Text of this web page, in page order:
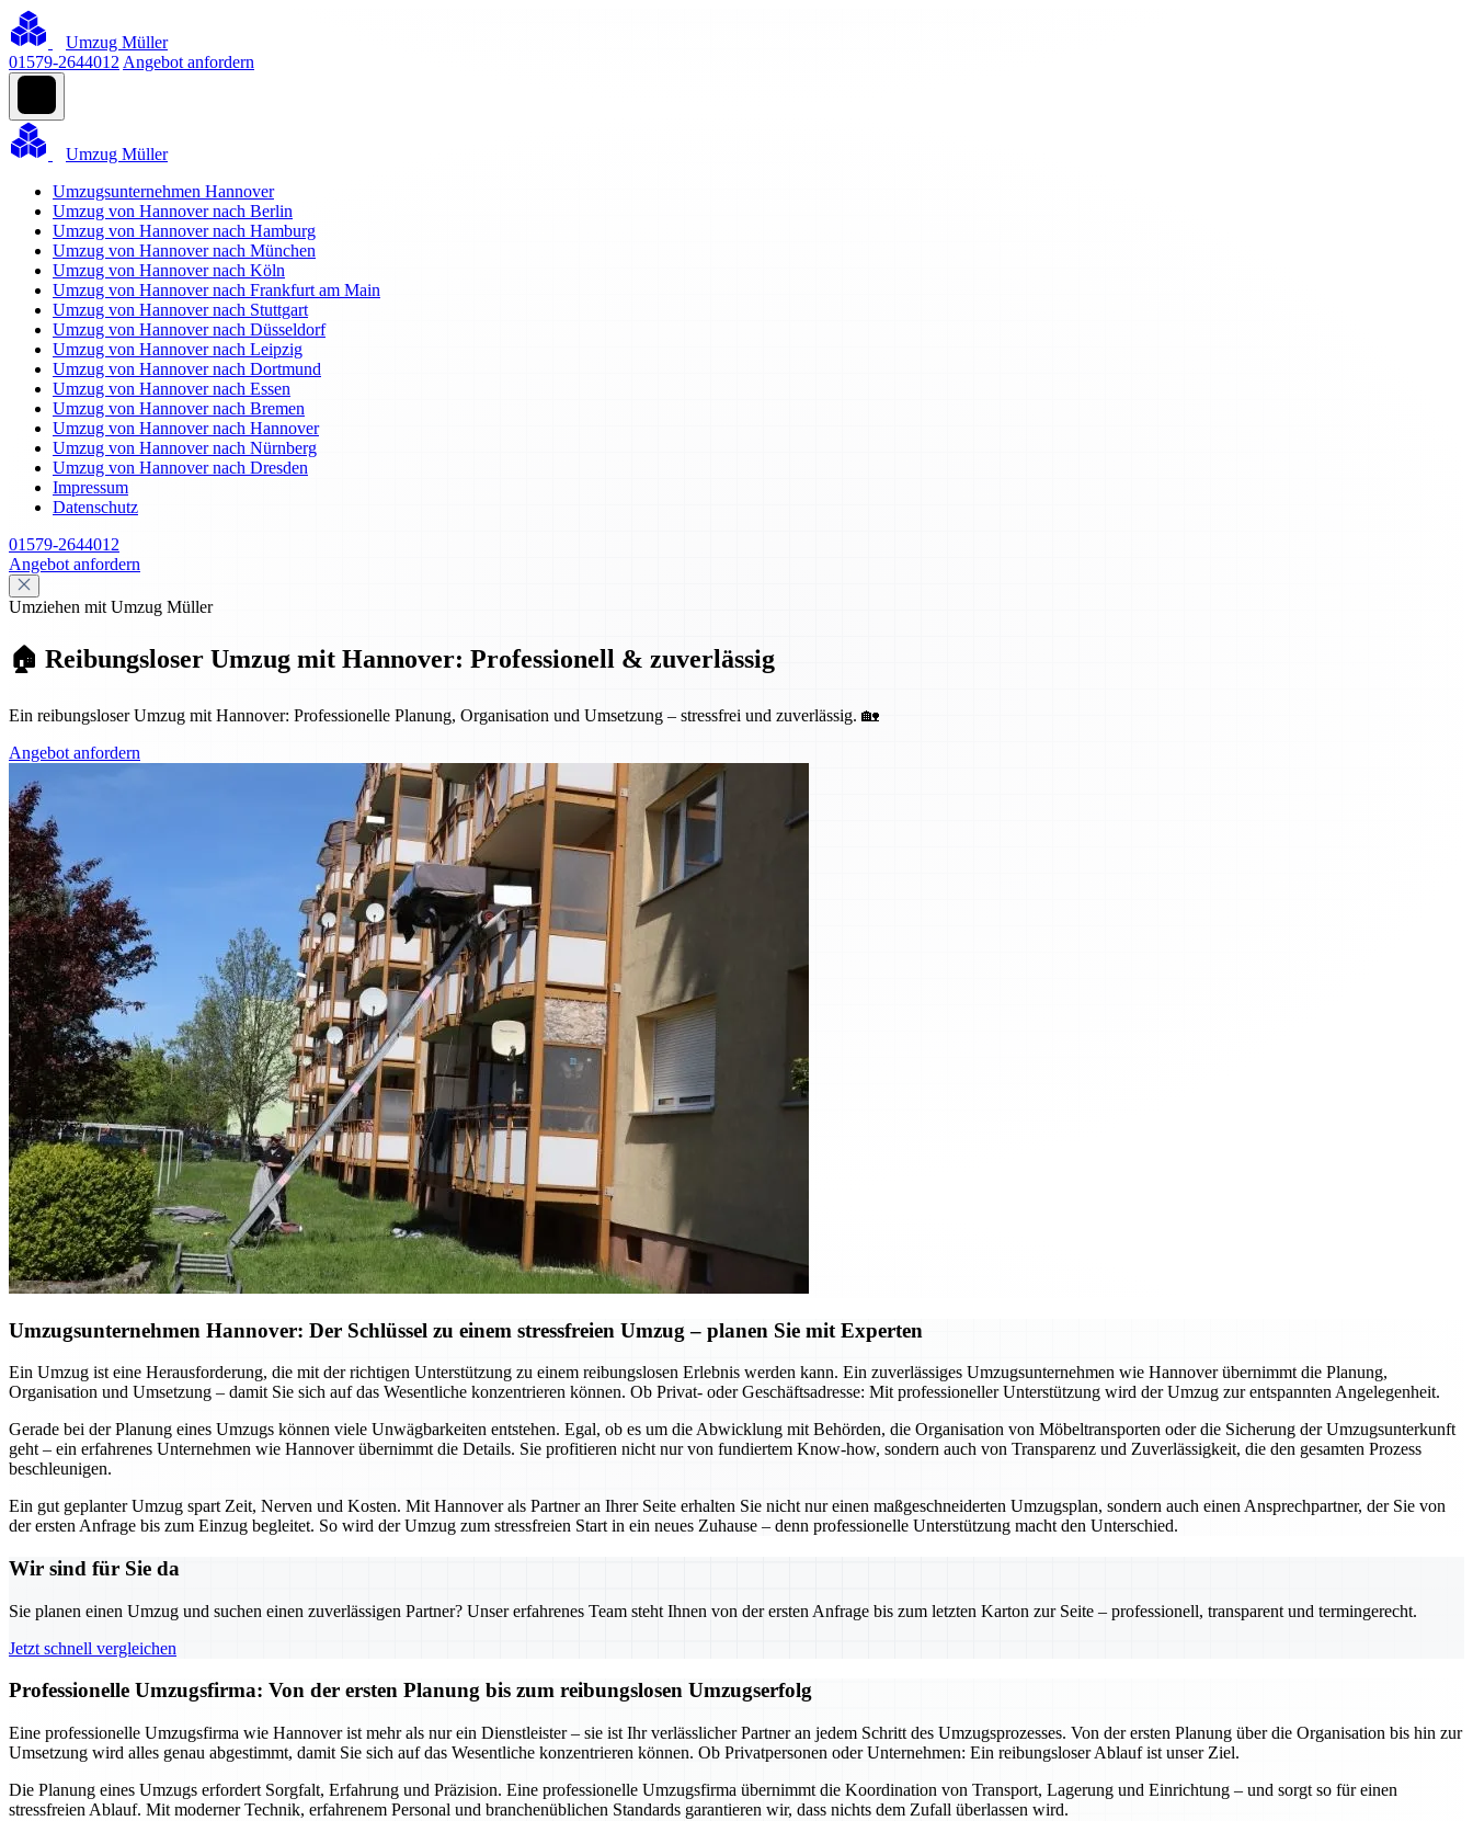
Umzug Müller
01579-2644012 Angebot anfordern
Umzug Müller
Umzugsunternehmen Hannover
Umzug von Hannover nach Berlin
Umzug von Hannover nach Hamburg
Umzug von Hannover nach München
Umzug von Hannover nach Köln
Umzug von Hannover nach Frankfurt am Main
Umzug von Hannover nach Stuttgart
Umzug von Hannover nach Düsseldorf
Umzug von Hannover nach Leipzig
Umzug von Hannover nach Dortmund
Umzug von Hannover nach Essen
Umzug von Hannover nach Bremen
Umzug von Hannover nach Hannover
Umzug von Hannover nach Nürnberg
Umzug von Hannover nach Dresden
Impressum
Datenschutz
01579-2644012
Angebot anfordern
Umziehen mit Umzug Müller
🏠 Reibungsloser Umzug mit Hannover: Professionell & zuverlässig
Ein reibungsloser Umzug mit Hannover: Professionelle Planung, Organisation und Umsetzung – stressfrei und zuverlässig. 🏡
Angebot anfordern
Umzugsunternehmen Hannover: Der Schlüssel zu einem stressfreien Umzug – planen Sie mit Experten
Ein Umzug ist eine Herausforderung, die mit der richtigen Unterstützung zu einem reibungslosen Erlebnis werden kann. Ein zuverlässiges Umzugsunternehmen wie Hannover übernimmt die Planung,
Organisation und Umsetzung – damit Sie sich auf das Wesentliche konzentrieren können. Ob Privat- oder Geschäftsadresse: Mit professioneller Unterstützung wird der Umzug zur entspannten Angelegenheit.
Gerade bei der Planung eines Umzugs können viele Unwägbarkeiten entstehen. Egal, ob es um die Abwicklung mit Behörden, die Organisation von Möbeltransporten oder die Sicherung der Umzugsunterkunft
geht – ein erfahrenes Unternehmen wie Hannover übernimmt die Details. Sie profitieren nicht nur von fundiertem Know-how, sondern auch von Transparenz und Zuverlässigkeit, die den gesamten Prozess
beschleunigen.
Ein gut geplanter Umzug spart Zeit, Nerven und Kosten. Mit Hannover als Partner an Ihrer Seite erhalten Sie nicht nur einen maßgeschneiderten Umzugsplan, sondern auch einen Ansprechpartner, der Sie von
der ersten Anfrage bis zum Einzug begleitet. So wird der Umzug zum stressfreien Start in ein neues Zuhause – denn professionelle Unterstützung macht den Unterschied.
Wir sind für Sie da
Sie planen einen Umzug und suchen einen zuverlässigen Partner? Unser erfahrenes Team steht Ihnen von der ersten Anfrage bis zum letzten Karton zur Seite – professionell, transparent und termingerecht.
Jetzt schnell vergleichen
Professionelle Umzugsfirma: Von der ersten Planung bis zum reibungslosen Umzugserfolg
Eine professionelle Umzugsfirma wie Hannover ist mehr als nur ein Dienstleister – sie ist Ihr verlässlicher Partner an jedem Schritt des Umzugsprozesses. Von der ersten Planung über die Organisation bis hin zur
Umsetzung wird alles genau abgestimmt, damit Sie sich auf das Wesentliche konzentrieren können. Ob Privatpersonen oder Unternehmen: Ein reibungsloser Ablauf ist unser Ziel.
Die Planung eines Umzugs erfordert Sorgfalt, Erfahrung und Präzision. Eine professionelle Umzugsfirma übernimmt die Koordination von Transport, Lagerung und Einrichtung – und sorgt so für einen
stressfreien Ablauf. Mit moderner Technik, erfahrenem Personal und branchenüblichen Standards garantieren wir, dass nichts dem Zufall überlassen wird.